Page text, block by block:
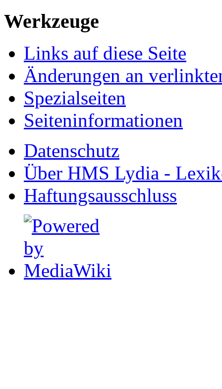
Werkzeuge
Links auf diese Seite
Änderungen an
Spezialseiten
Seiten­informationen
Datenschutz
Über HMS Lydia -
Haftungsausschluss